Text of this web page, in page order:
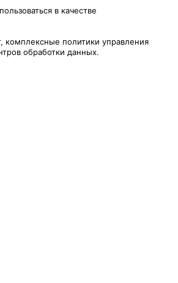
в качестве
комплексные политики управления
обработки данных.